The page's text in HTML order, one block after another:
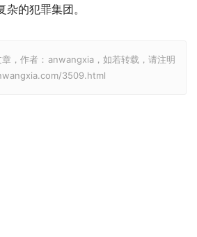
的犯罪集团。
，作者：anwangxia，如若转载，请注明
3509.html